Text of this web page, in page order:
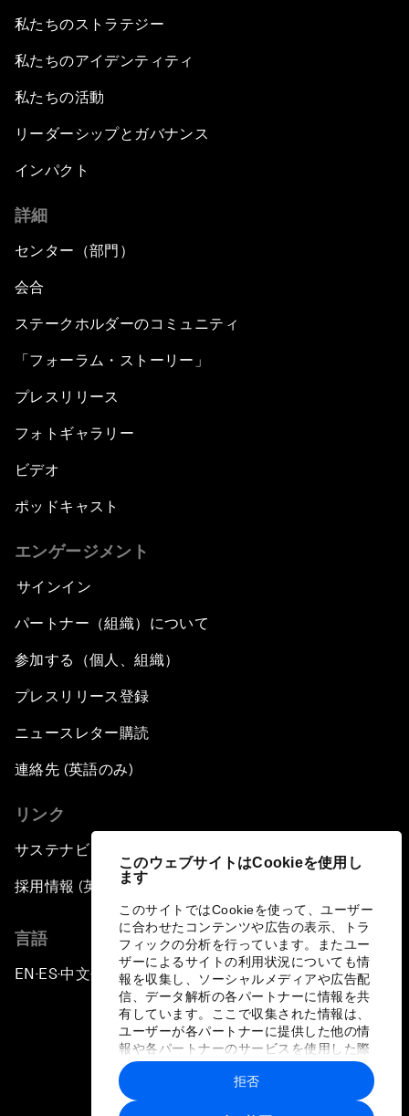
このウェブサイトはCookieを使用し
ます
このサイトではCookieを使って、ユーザー
に合わせたコンテンツや広告の表示、トラ
フィックの分析を行っています。またユー
ザーによるサイトの利用状況についても情
報を収集し、ソーシャルメディアや広告配
信、データ解析の各パートナーに情報を共
有しています。ここで収集された情報は、
ユーザーが各パートナーに提供した他の情
報や各パートナーのサービスを使用した際
に収集された情報と組み合わされ、各パー
トナーによって使用されることがありま
す。
拒否
私たちのストラテジー
私たちのアイデンティティ
私たちの活動
リーダーシップとガバナンス
インパクト
詳細
センター（部門）
会合
ステークホルダーのコミュニティ
「フォーラム・ストーリー」
プレスリリース
フォトギャラリー
ビデオ
ポッドキャスト
エンゲージメント
サインイン
パートナー（組織）について
参加する（個人、組織）
プレスリリース登録
ニュースレター購読
連絡先 (英語のみ)
リンク
サステナビリティへの取り組み
採用情報 (英語のみ)
言語
EN ▪ ES▪中文▪ 日本語
プライバシーポリシーと利用規約